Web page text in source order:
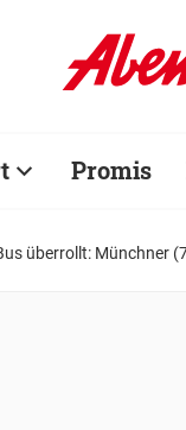
Promis
überrollt: Münchner